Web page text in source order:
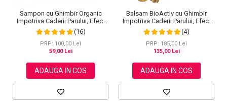
Sampon cu Ghimbir Organic
Impotriva Caderii Parului, Efect
Regenerator, 100% Natural,
NOVA KISS® 60 g
(16)
PRP: 100,00 Lei
59,00 Lei
ADAUGA IN COS
Balsam BioActiv cu Ghimbir
Impotriva Caderii Parului, Efect
Regenerator si Densificator,
Revitalizeaza in Profunzime,
Premium, NOVA KISS®, 300 ml
(4)
PRP: 185,00 Lei
135,00 Lei
ADAUGA IN COS